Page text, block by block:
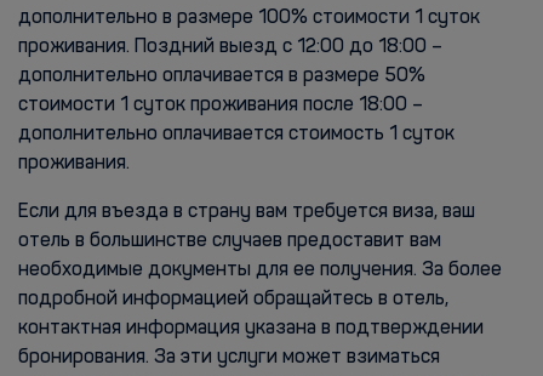
дополнительно в размере 100% стоимости 1 суток
проживания. Поздний выезд c 12:00 до 18:00 –
дополнительно оплачивается в размере 50%
стоимости 1 суток проживания после 18:00 –
дополнительно оплачивается стоимость 1 суток
проживания.
Если для въезда в страну вам требуется виза, ваш
отель в большинстве случаев предоставит вам
необходимые документы для ее получения. За более
подробной информацией обращайтесь в отель,
контактная информация указана в подтверждении
бронирования. За эти услуги может взиматься